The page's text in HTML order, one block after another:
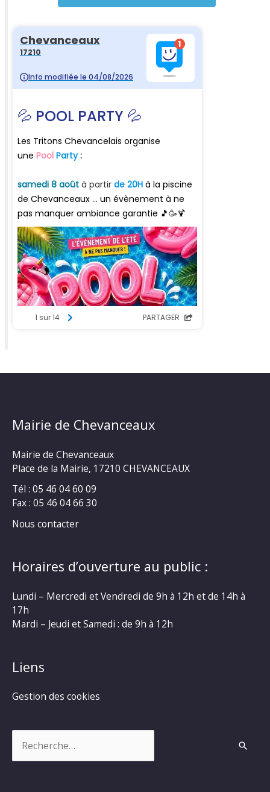
Mairie de Chevanceaux
Mairie de Chevanceaux
Place de la Mairie, 17210 CHEVANCEAUX
Tél : 05 46 04 60 09
Fax : 05 46 04 66 30
Nous contacter
Horaires d’ouverture au public :
Lundi – Mercredi et Vendredi de 9h à 12h et de 14h à
17h
Mardi – Jeudi et Samedi : de 9h à 12h
Liens
Gestion des cookies